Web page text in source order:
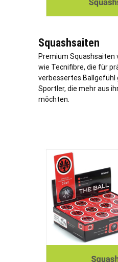
Squashsaiten
Premium Squashsaiten
wie Tecnifibre, die für
verbessertes Ballgefühl
Sportler, die mehr aus
möchten.